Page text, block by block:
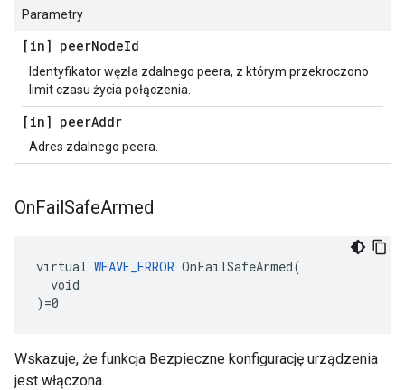
Parametry
[in] peerNodeId
Identyfikator węzła zdalnego peera, z którym przekroczono
limit czasu życia połączenia.
[in] peerAddr
Adres zdalnego peera.
OnFailSafeArmed
virtual WEAVE_ERROR OnFailSafeArmed(
  void
)=0
Wskazuje, że funkcja Bezpieczne konfigurację urządzenia
jest włączona.